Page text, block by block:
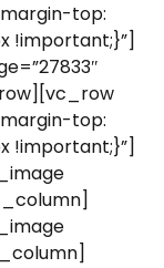
top:
!important;}”]
top:
!important;}”]